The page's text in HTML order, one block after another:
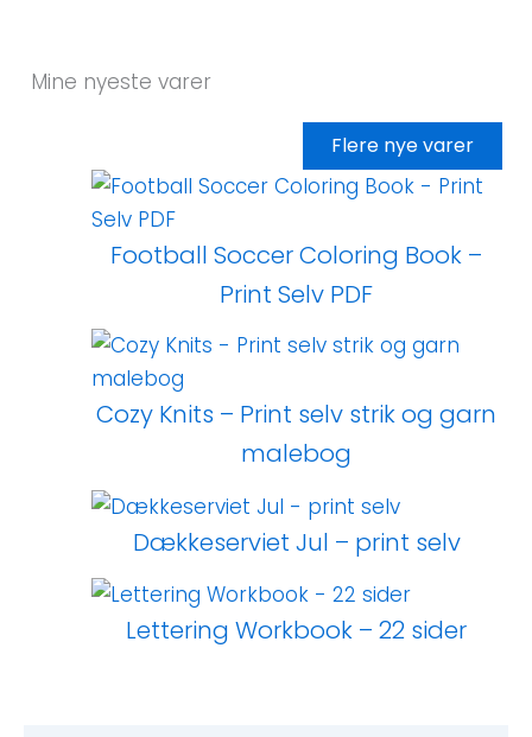
Mine nyeste varer
Flere nye varer
Football Soccer Coloring Book –
Print Selv PDF
Cozy Knits – Print selv strik og garn
malebog
Dækkeserviet Jul – print selv
Lettering Workbook – 22 sider